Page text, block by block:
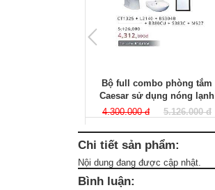
Bộ full combo phòng tắm
Caesar sử dụng nóng lạnh
4.300.000 đ
5.126.000 đ
Chi tiết sản phẩm:
Nội dung đang được cập nhật.
Bình luận: